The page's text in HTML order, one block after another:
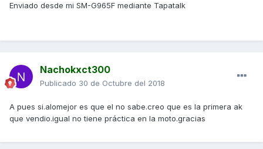
Enviado desde mi SM-G965F mediante Tapatalk
Nachokxct300
Publicado 30 de Octubre del 2018
A pues si.alomejor es que el no sabe.creo que es la primera ak
que vendio.igual no tiene práctica en la moto.gracias